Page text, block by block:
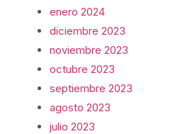
enero 2024
diciembre 2023
noviembre 2023
octubre 2023
septiembre 2023
agosto 2023
julio 2023